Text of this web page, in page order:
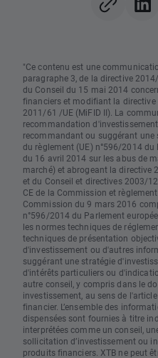
"Ce contenu est une
paragraphe 3, de la directive
du Conseil du 15 mai 2014
financiers et modifiant la
2011/61 /UE (MiFID II). La
recommandation
recommandant ou suggérant
du règlement (UE) n°596/2014
du 16 avril 2014 sur les abus de
marché) et abrogeant la directive
et du Conseil et directives 2003/
CE de la Commission et
Commission du 9 mars 2016
n°596/2014 du Parlement
les normes techniques de
techniques de présentation
d'investissement ou d'autres
suggérant une stratégie
d'intérêts particuliers ou
autre conseil, y compris dans le
investissement, au sens de
financier. L’ensemble des
dispensées sont fournies à titre
interprétées comme un conseil,
sollicitation d’investissement ou
produits financiers. XTB ne peut